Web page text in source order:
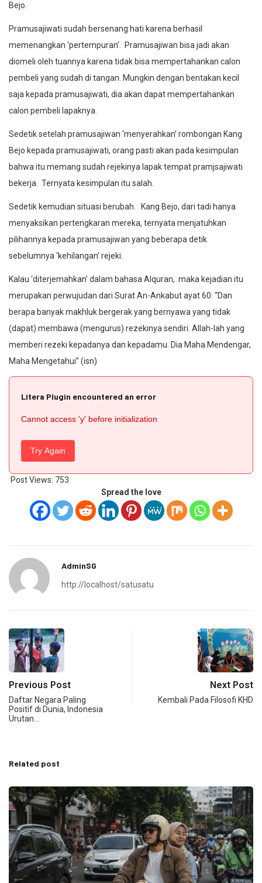
Bejo.
Pramusajiwati sudah bersenang hati karena berhasil
memenangkan ‘pertempuran’. Pramusajiwan bisa jadi akan
diomeli oleh tuannya karena tidak bisa mempertahankan calon
pembeli yang sudah di tangan. Mungkin dengan bentakan kecil
saja kepada pramusajiwati, dia akan dapat mempertahankan
calon pembeli lapaknya.
Sedetik setelah pramusajiwan ‘menyerahkan’ rombongan Kang
Bejo kepada pramusajiwati, orang pasti akan pada kesimpulan
bahwa itu memang sudah rejekinya lapak tempat pramjsajiwati
bekerja. Ternyata kesimpulan itu salah.
Sedetik kemudian situasi berubah. Kang Bejo, dari tadi hanya
menyaksikan pertengkaran mereka, ternyata menjatuhkan
pilihannya kepada pramusajiwan yang beberapa detik
sebelumnya ‘kehilangan’ rejeki.
Kalau ‘diterjemahkan’ dalam bahasa Alquran, maka kejadian itu
merupakan perwujudan dari Surat An-Ankabut ayat 60: “Dan
berapa banyak makhluk bergerak yang bernyawa yang tidak
(dapat) membawa (mengurus) rezekinya sendiri. Allah-lah yang
memberi rezeki kepadanya dan kepadamu. Dia Maha Mendengar,
Maha Mengetahui” (isn)
Litera Plugin encountered an error
Cannot access 'y' before initialization
Try Again
Post Views: 753
Spread the love
AdminSG
http://localhost/satusatu
Previous Post
Daftar Negara Paling
Positif di Dunia, Indonesia
Urutan…
Next Post
Kembali Pada Filosofi KHD
Related post